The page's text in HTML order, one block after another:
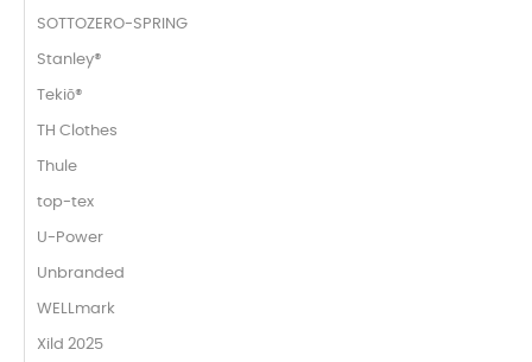
SOTTOZERO-SPRING
Stanley®
Tekiō®
TH Clothes
Thule
top-tex
U-Power
Unbranded
WELLmark
Xild 2025